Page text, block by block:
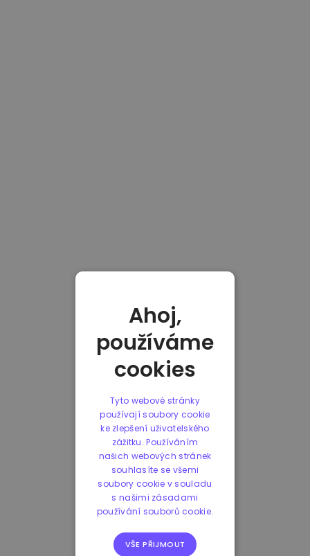
Ahoj,
používáme
cookies
Tyto webové stránky
používají soubory cookie
ke zlepšení uživatelského
zážitku. Používáním
našich webových stránek
souhlasíte se všemi
soubory cookie v souladu
s našimi zásadami
používání souborů cookie.
VŠE PŘIJMOUT